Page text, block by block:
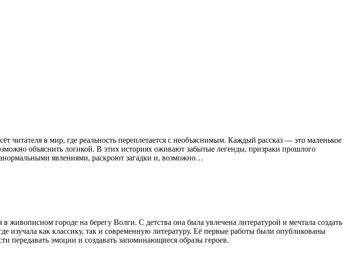
читателя в мир, где реальность переплетается с необъяснимым. Каждый рассказ — это маленькое
объяснить логикой. В этих историях оживают забытые легенды, призраки прошлого
явлениями, раскроют загадки и, возможно…
городе на берегу Волги. С детства она была увлечена литературой и мечтала создать
как классику, так и современную литературу. Её первые работы были опубликованы
передавать эмоции и создавать запоминающиеся образы героев.